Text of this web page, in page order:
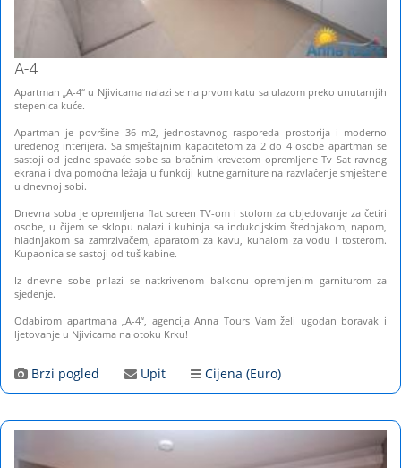
A-4
Apartman „A-4“ u Njivicama nalazi se na prvom katu sa ulazom preko unutarnjih
stepenica kuće.
Apartman je površine 36 m2, jednostavnog rasporeda prostorija i moderno
uređenog interijera. Sa smještajnim kapacitetom za 2 do 4 osobe apartman se
sastoji od jedne spavaće sobe sa bračnim krevetom opremljene Tv Sat ravnog
ekrana i dva pomoćna ležaja u funkciji kutne garniture na razvlačenje smještene
u dnevnoj sobi.
Dnevna soba je opremljena flat screen TV-om i stolom za objedovanje za četiri
osobe, u čijem se sklopu nalazi i kuhinja sa indukcijskim štednjakom, napom,
hladnjakom sa zamrzivačem, aparatom za kavu, kuhalom za vodu i tosterom.
Kupaonica se sastoji od tuš kabine.
Iz dnevne sobe prilazi se natkrivenom balkonu opremljenim garniturom za
sjedenje.
Odabirom apartmana „A-4“, agencija Anna Tours Vam želi ugodan boravak i
ljetovanje u Njivicama na otoku Krku!
Brzi pogled Upit Cijena (Euro)